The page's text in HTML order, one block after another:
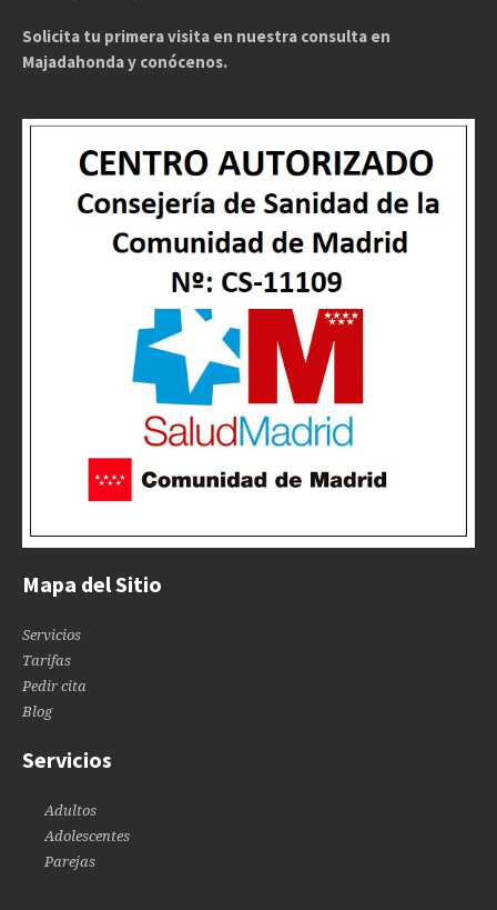
Solicita tu primera visita en nuestra consulta en
Majadahonda y conócenos.
Mapa del Sitio
Servicios
Tarifas
Pedir cita
Blog
Servicios
Adultos
Adolescentes
Parejas